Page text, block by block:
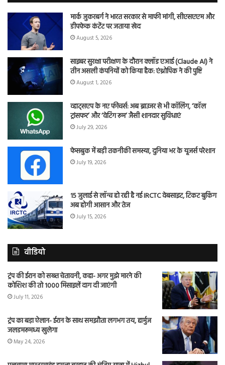
मार्क जुकरबर्ग ने भारत सरकार से माफी मांगी, सीएसएएम और
डीपफेक कंटेंट पर जताया खेद
August 5, 2026
साइबर सुरक्षा परीक्षण के दौरान क्लॉड एआई (Claude AI) ने
तीन असली कंपनियों को किया हैक: एंथ्रोपिक ने की पुष्टि
August 1, 2026
व्हाट्सएप के नए फीचर्स: अब ब्राउजर से भी कॉलिंग, ‘कॉल
ट्रांसफर’ और ‘वेटिंग रूम’ जैसी शानदार सुविधाएं
July 29, 2026
फेसबुक में बड़ी तकनीकी समस्या, दुनिया भर के यूजर्स परेशान
July 19, 2026
15 जुलाई से लॉन्च हो रही है नई IRCTC वेबसाइट, टिकट बुकिंग
अब होगी आसान और तेज
July 15, 2026
वीडियो
ट्रंप की ईरान को सख्त चेतावनी, कहा- अगर मुझे मारने की
कोशिश की तो 1000 मिसाइलें दाग दी जाएंगी
July 11, 2026
ट्रंप का बड़ा ऐलान- ईरान के साथ समझौता लगभग तय, हार्मुज
जलडमरूमध्य खुलेगा
May 24, 2026